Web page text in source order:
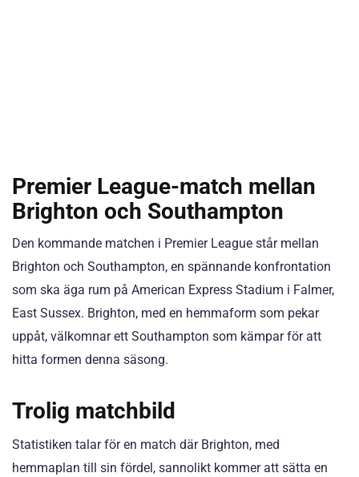
Premier League-match mellan
Brighton och Southampton
Den kommande matchen i Premier League står mellan
Brighton och Southampton, en spännande konfrontation
som ska äga rum på American Express Stadium i Falmer,
East Sussex. Brighton, med en hemmaform som pekar
uppåt, välkomnar ett Southampton som kämpar för att
hitta formen denna säsong.
Trolig matchbild
Statistiken talar för en match där Brighton, med
hemmaplan till sin fördel, sannolikt kommer att sätta en